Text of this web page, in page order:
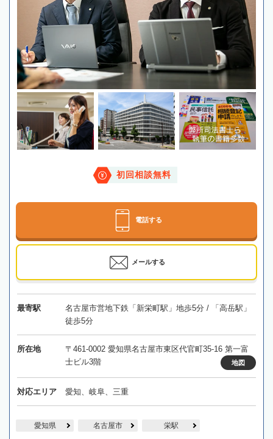
初回相談無料
電話する
メールする
最寄駅
名古屋市営地下鉄「新栄町駅」地歩5分 / 「高岳駅」
徒歩5分
所在地
〒461-0002 愛知県名古屋市東区代官町35-16 第一富
士ビル3階
地図
対応エリア 愛知、岐阜、三重
愛知県 名古屋市 栄駅